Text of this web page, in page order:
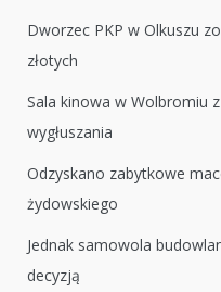
Dworzec PKP w Olkuszu
złotych
Sala kinowa w Wolbromiu
wygłuszania
Odzyskano zabytkowe
żydowskiego
Jednak samowola
decyzją